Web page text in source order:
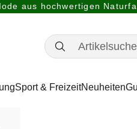
aus hochwertigen
Sport & FreizeitNeuheiten